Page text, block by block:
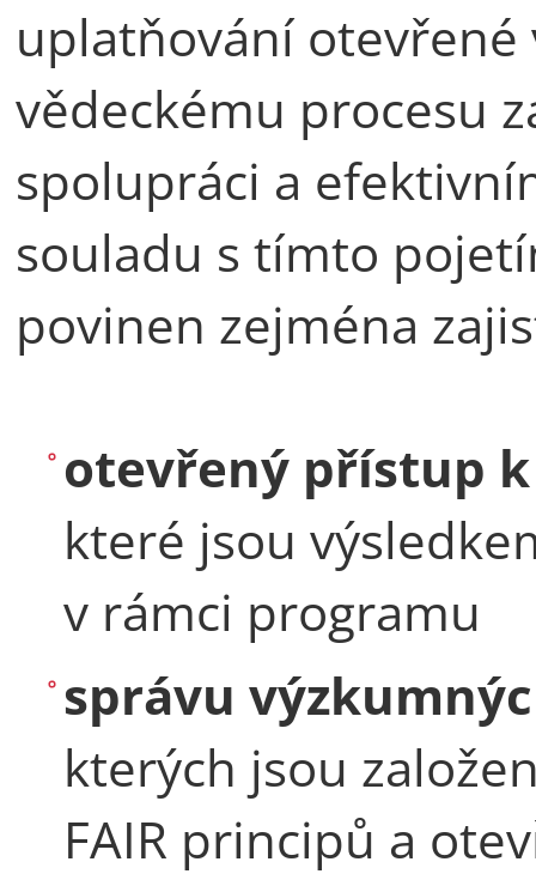
uplatňování
vědeckému procesu
spolupráci a
souladu s tímto
povinen zejména
otevřený přístup
které jsou
v rámci programu
správu
kterých jsou
FAIR principů a